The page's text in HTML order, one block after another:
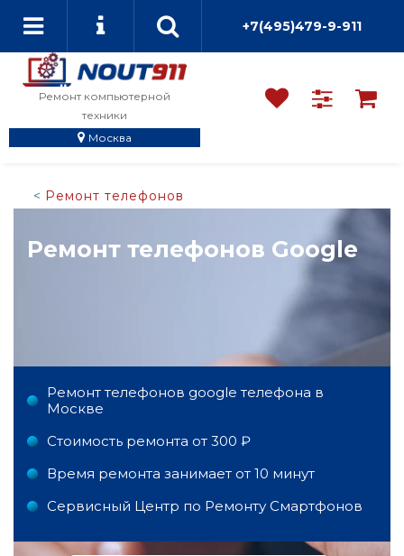
+7(495)479-9-911
Ремонт компьютерной
техники
Москва
Ремонт телефонов
Ремонт телефонов Google
Ремонт телефонов google телефона в
Москве
Стоимость ремонта от 300 ₽
Время ремонта занимает от 10 минут
Сервисный Центр по Ремонту Смартфонов